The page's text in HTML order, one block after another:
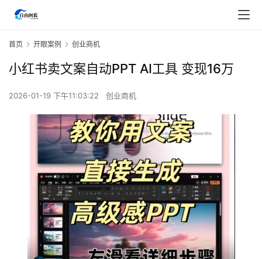
首页 开眼案例 创业商机
小红书卖文案自动PPT AI工具 变现16万
2026-01-19 下午11:03:22 创业商机